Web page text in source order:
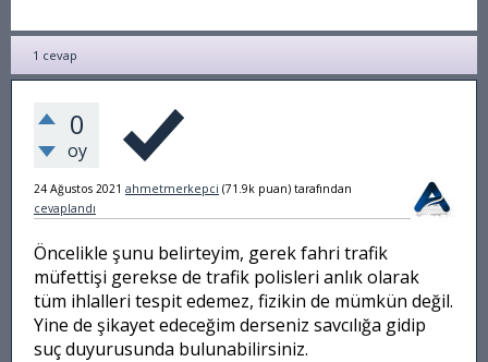
1 cevap
0
oy
24 Ağustos 2021 ahmetmerkepci (71.9k puan) tarafından
cevaplandı
Öncelikle şunu belirteyim, gerek fahri trafik
müfettişi gerekse de trafik polisleri anlık olarak
tüm ihlalleri tespit edemez, fizikin de mümkün değil.
Yine de şikayet edeceğim derseniz savcılığa gidip
suç duyurusunda bulunabilirsiniz.